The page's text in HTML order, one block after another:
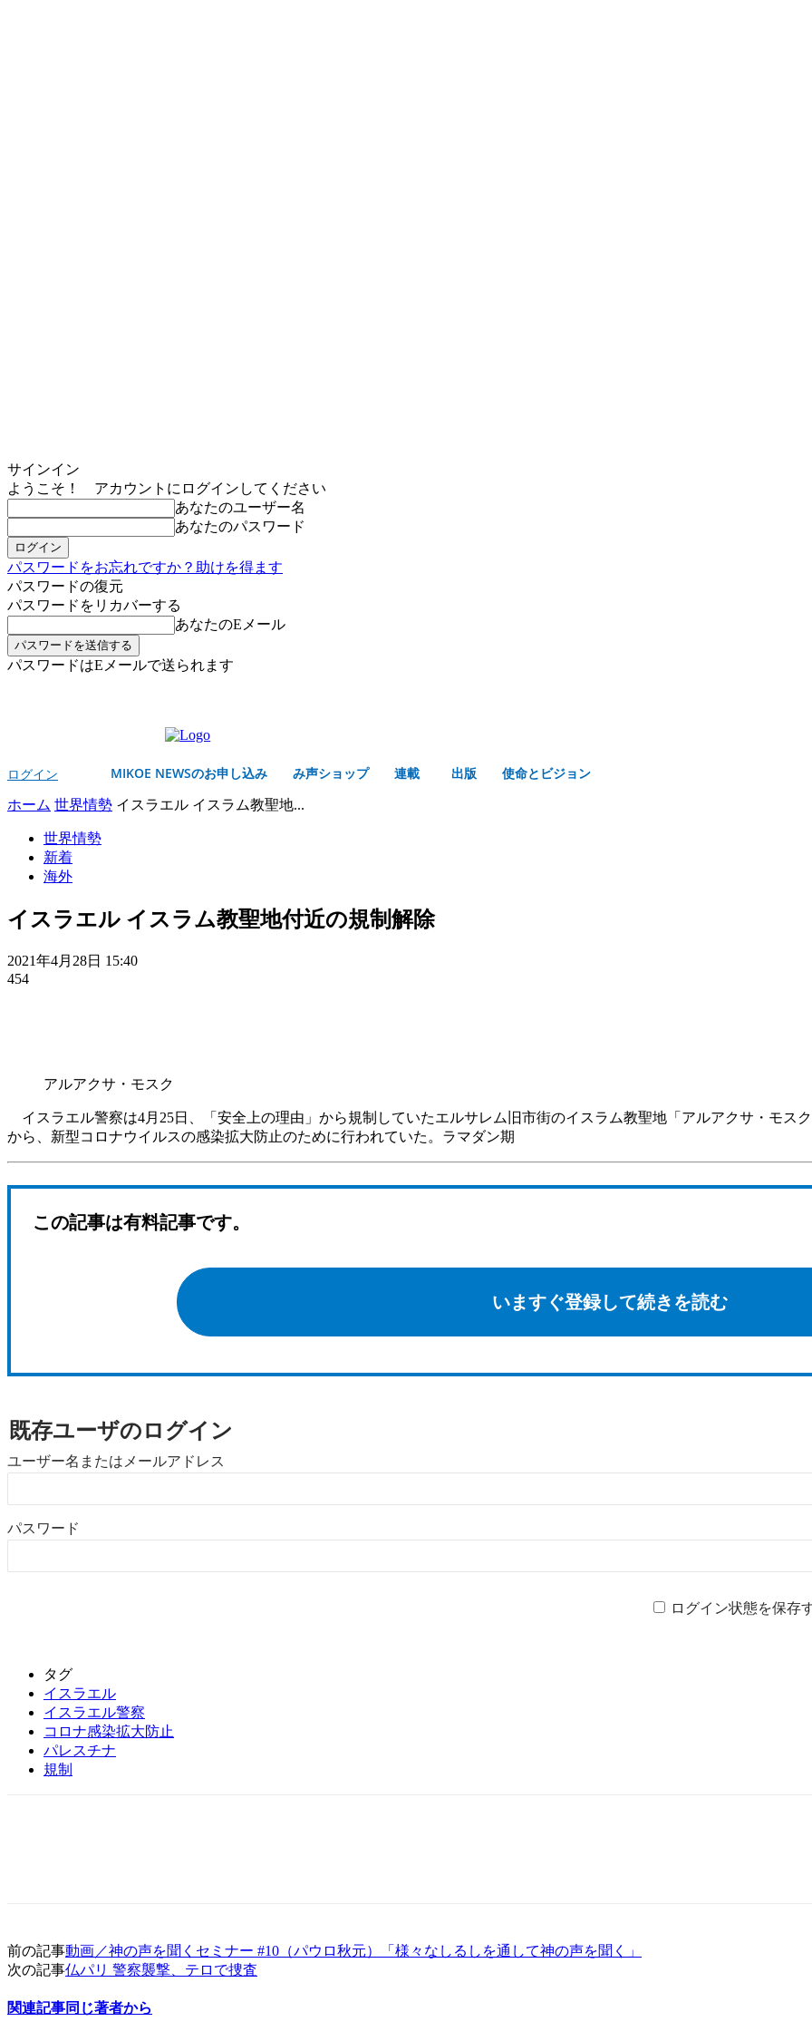
サインイン
ようこそ！ アカウントにログインしてください
あなたのユーザー名
あなたのパスワード
パスワードをお忘れですか？助けを得ます
パスワードの復元
パスワードをリカバーする
あなたのEメール
パスワードはEメールで送られます
ログイン MIKOE NEWSのお申し込み み声ショップ 連載 出版 使命とビジョン
ホーム 世界情勢 イスラエル イスラム教聖地...
世界情勢
新着
海外
イスラエル イスラム教聖地付近の規制解除
2021年4月28日 15:40
454
アルアクサ・モスク
イスラエル警察は4月25日、「安全上の理由」から規制していたエルサレム旧市街のイスラム教聖地「アルアクサ・モ
から、新型コロナウイルスの感染拡大防止のために行われていた。ラマダン期
この記事は有料記事です。
いますぐ登録して続きを読む
既存ユーザのログイン
ユーザー名またはメールアドレス
パスワード
ログイン状態を保存
タグ
イスラエル
イスラエル警察
コロナ感染拡大防止
パレスチナ
規制
前の記事動画／神の声を聞くセミナー #10（パウロ秋元）「様々なしるしを通して神の声を聞く」
次の記事仏パリ 警察襲撃、テロで捜査
関連記事同じ著者から